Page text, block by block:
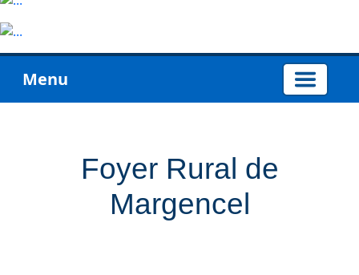
Menu
Foyer Rural de
Margencel